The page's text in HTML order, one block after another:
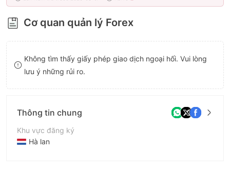
7
8
9
5
6
7
8
Cơ quan quản lý Forex
Không tìm thấy giấy phép giao dịch ngoại hối. Vui lòng
lưu ý những rủi ro.
Thông tin chung
Khu vực đăng ký
Hà lan